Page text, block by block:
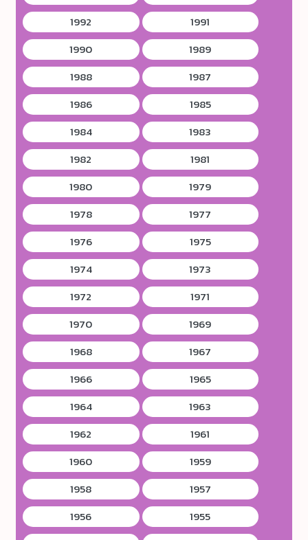
1992
1991
1990
1989
1988
1987
1986
1985
1984
1983
1982
1981
1980
1979
1978
1977
1976
1975
1974
1973
1972
1971
1970
1969
1968
1967
1966
1965
1964
1963
1962
1961
1960
1959
1958
1957
1956
1955